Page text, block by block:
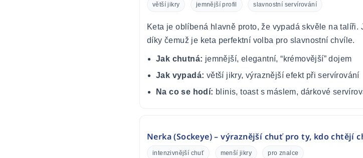
větší jikry jemnější profil slavnostní servírování
Keta je oblíbená hlavně proto, že vypadá skvěle na
díky čemuž je keta perfektní volba pro slavnostní chvíle.
Jak chutná: jemnější, elegantní, “krémovější” dojem
Jak vypadá: větší jikry, výraznější efekt při servírování
Na co se hodí: blinis, toast s máslem, dárkové
Nerka (Sockeye) – výraznější chuť pro ty, kdo chtějí
intenzivnější chuť menší jikry pro znalce